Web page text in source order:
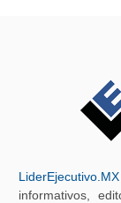
LiderEjecutivo.MX
informativos,